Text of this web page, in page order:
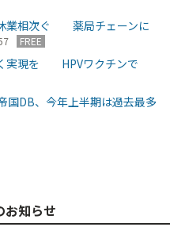
業相次ぐ 薬局チェーンに
FREE
実現を HPVワクチンで
DB、今年上半期は過去最多
お知らせ